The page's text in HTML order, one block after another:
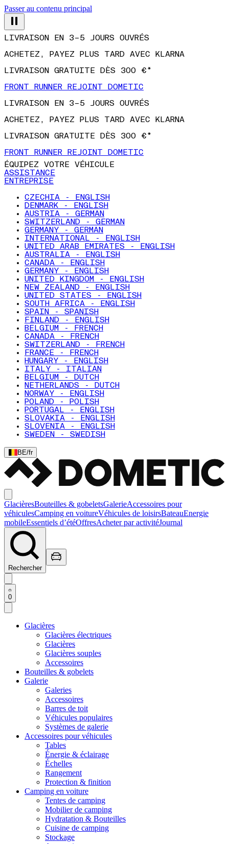
Passer au contenu principal
ACHETEZ, PAYEZ PLUS TARD AVEC KLARNA
LIVRAISON GRATUITE DÈS 300 €*
FRONT RUNNER REJOINT DOMETIC
LIVRAISON EN 3–5 JOURS OUVRÉS
ACHETEZ, PAYEZ PLUS TARD AVEC KLARNA
LIVRAISON GRATUITE DÈS 300 €*
FRONT RUNNER REJOINT DOMETIC
ÉQUIPEZ VOTRE VÉHICULE
ASSISTANCE
ENTREPRISE
CZECHIA - ENGLISH
DENMARK - ENGLISH
AUSTRIA - GERMAN
SWITZERLAND - GERMAN
GERMANY - GERMAN
INTERNATIONAL - ENGLISH
UNITED ARAB EMIRATES - ENGLISH
AUSTRALIA - ENGLISH
CANADA - ENGLISH
GERMANY - ENGLISH
UNITED KINGDOM - ENGLISH
NEW ZEALAND - ENGLISH
UNITED STATES - ENGLISH
SOUTH AFRICA - ENGLISH
SPAIN - SPANISH
FINLAND - ENGLISH
BELGIUM - FRENCH
CANADA - FRENCH
SWITZERLAND - FRENCH
FRANCE - FRENCH
HUNGARY - ENGLISH
ITALY - ITALIAN
BELGIUM - DUTCH
NETHERLANDS - DUTCH
NORWAY - ENGLISH
POLAND - POLISH
PORTUGAL - ENGLISH
SLOVAKIA - ENGLISH
SLOVENIA - ENGLISH
SWEDEN - SWEDISH
BE/fr
GlacièresBouteilles & gobeletsGalerieAccessoires pour
véhiculesCamping en voitureVéhicules de loisirsBateauEnergie
mobileEssentiels d’étéOffresAcheter par activitéJournal
Rechercher
0
Glacières
Glacières électriques
Glacières
Glacières souples
Accessoires
Bouteilles & gobelets
Galerie
Galeries
Accessoires
Barres de toit
Véhicules populaires
Systèmes de galerie
Accessoires pour véhicules
Tables
Énergie & éclairage
Échelles
Rangement
Protection & finition
Camping en voiture
Tentes de camping
Mobilier de camping
Hydratation & Bouteilles
Cuisine de camping
Stockage